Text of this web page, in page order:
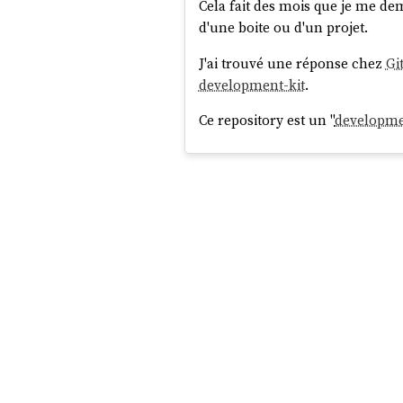
Cela fait des mois que je me
d'une boite ou d'un projet.
J'ai trouvé une réponse chez
development-kit.
Ce repository est un "